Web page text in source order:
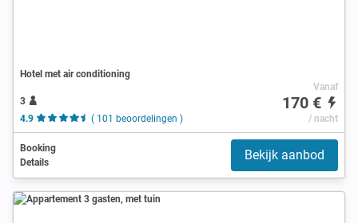
Hotel met air conditioning
3
4.9
( 101 beoordelingen )
Vanaf
170 €
/ nacht
Booking
Details
Bekijk aanbod